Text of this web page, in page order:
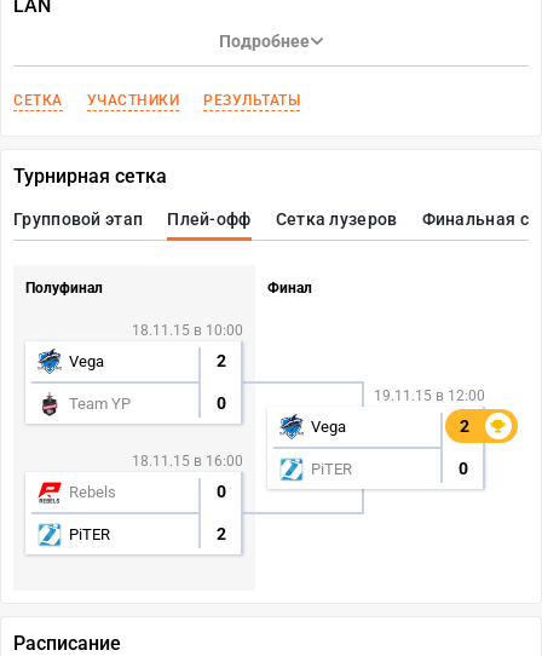
LAN
Подробнее
СЕТКА УЧАСТНИКИ РЕЗУЛЬТАТЫ
Турнирная сетка
Групповой этап Плей-офф Сетка лузеров Финальная
Полуфинал
18.11.15 в 10:00
Vega 2
Team YP 0
18.11.15 в 16:00
Rebels 0
PiTER 2
Финал
19.11.15 в 12:00
Vega 2
2
PiTER 0
Расписание